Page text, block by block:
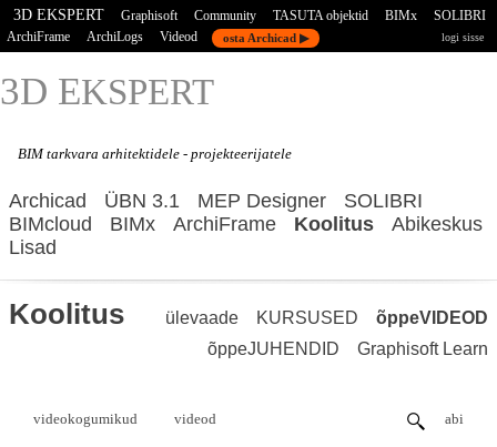
3D EKSPERT Graphisoft Community TASUTA objektid BIMx
SOLIBRI
ArchiFrame
ArchiLogs Videod osta Archicad ▶ logi sisse
3D EKSPERT
BIM tarkvara arhitektidele - projekteerijatele
Archicad ÜBN 3.1 MEP Designer
SOLIBRI
BIMcloud
BIMx ArchiFrame Koolitus
Abikeskus
Lisad
Koolitus ülevaade KURSUSED
õppeVIDEOD
õppeJUHENDID
Graphisoft Learn
videokogumikud videod abi